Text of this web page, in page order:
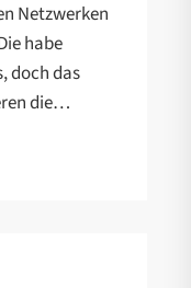
Netzwerken
habe
doch das
die…